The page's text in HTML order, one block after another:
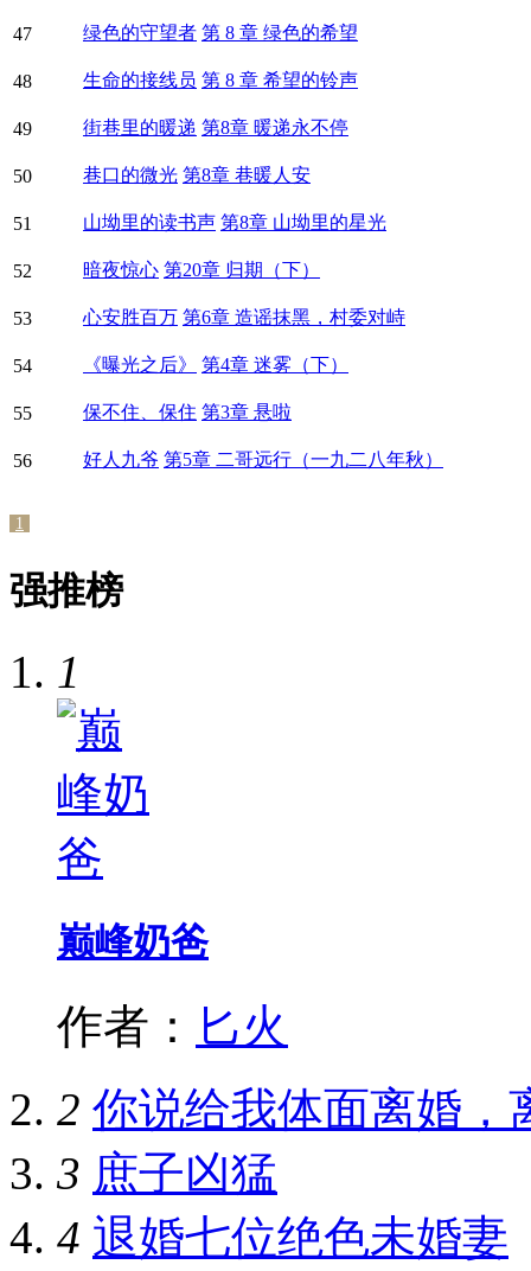
47 绿色的守望者 第 8 章 绿色的希望
48 生命的接线员 第 8 章 希望的铃声
49 街巷里的暖递 第8章 暖递永不停
50 巷口的微光 第8章 巷暖人安
51 山坳里的读书声 第8章 山坳里的星光
52 暗夜惊心 第20章 归期（下）
53 心安胜百万 第6章 造谣抹黑，村委对峙
54 《曝光之后》 第4章 迷雾（下）
55 保不住、保住 第3章 悬啦
56 好人九爷 第5章 二哥远行（一九二八年秋）
1
强推榜
1
巅峰奶爸
作者： 匕火
2 你说给我体面离婚，
3 庶子凶猛
4 退婚七位绝色未婚妻